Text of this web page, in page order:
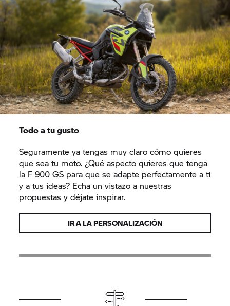
Todo a tu gusto
Seguramente ya tengas muy claro cómo quieres
que sea tu moto. ¿Qué aspecto quieres que tenga
la F 900 GS para que se adapte perfectamente a ti
y a tus ideas? Echa un vistazo a nuestras
propuestas y déjate inspirar.
IR A LA PERSONALIZACIÓN